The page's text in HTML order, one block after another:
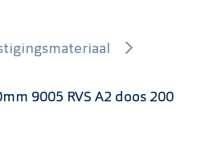
9005 RVS A2 doos 200